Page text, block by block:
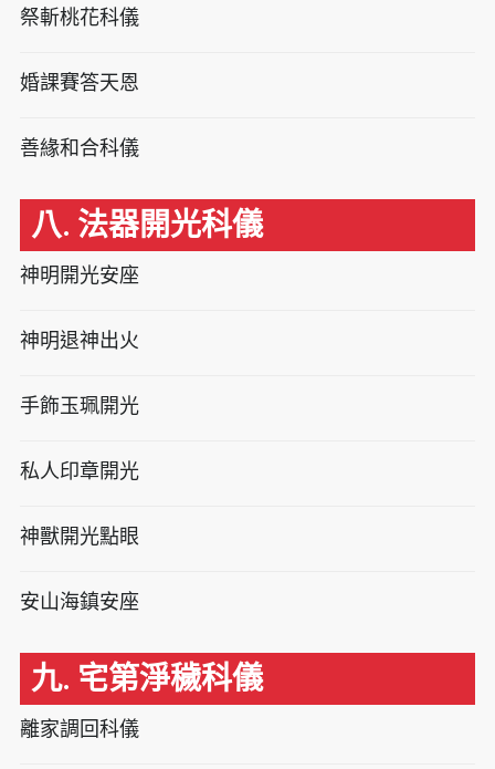
祭斬桃花科儀
婚課賽答天恩
善緣和合科儀
八. 法器開光科儀
神明開光安座
神明退神出火
手飾玉珮開光
私人印章開光
神獸開光點眼
安山海鎮安座
九. 宅第淨穢科儀
離家調回科儀